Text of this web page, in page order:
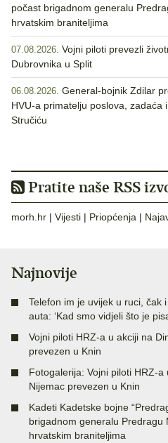
počast brigadnom generalu
hrvatskim braniteljima
07.08.2026. Vojni piloti prevezli
Dubrovnika u Split
06.08.2026. General-bojnik Zdilar
HVU-a primatelju poslova, zadaća
Stručiću
Pratite naše RSS
morh.hr | Vijesti | Priopćenja |
Najnovije
Telefon im je uvijek u ruci, čak
auta: ‘Kad smo vidjeli što je
Vojni piloti HRZ-a u akciji na
prevezen u Knin
Fotogalerija: Vojni piloti HRZ-
Nijemac prevezen u Knin
Kadeti Kadetske bojne
brigadnom generalu Predragu
hrvatskim braniteljima